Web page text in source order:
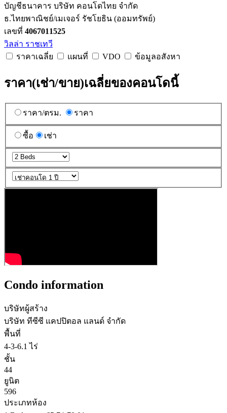
บัญชีธนาคาร บริษัท คอนโดไทย จำกัด
ธ.ไทยพาณิชย์/เมเจอร์ รัชโยธิน (ออมทรัพย์)
เลขที่ 4067011525
วิลล่า ราชเทวี
ราคาเฉลี่ย
แผนที่ VDO ข้อมูลอสังหา
ราคา(เช่า/ขาย)เฉลี่ยของคอนโดนี้
ราคา/ตรม. ราคา
ซื้อ เช่า
Condo information
บริษัทผู้สร้าง
บริษัท ทีซีซี แคปปิตอล แลนด์ จำกัด
พื้นที่
4-3-6.1 ไร่
ชั้น
44
ยูนิต
596
ประเภทห้อง